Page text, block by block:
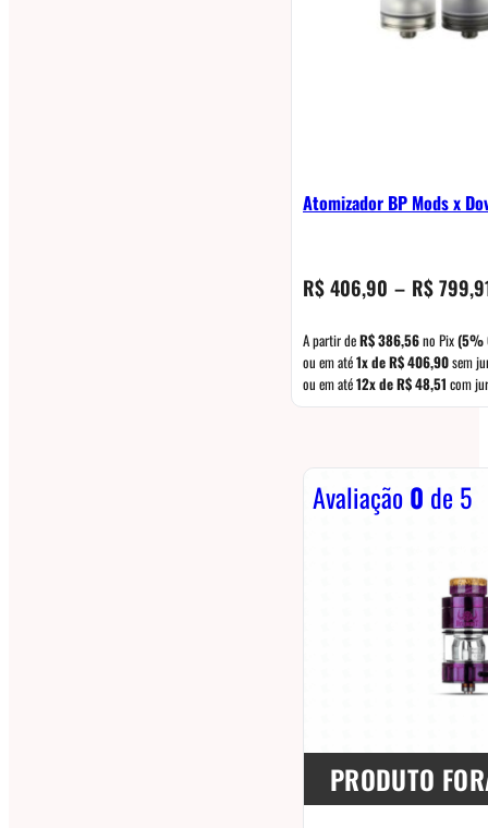
Atomizador BP Mods x
R$406,90 – R$
A partir deR$386,56no Pix(5%
ou em até1x deR$406,90sem
ou em até12x deR$48,51 com
Avaliação0 de 5
PRODUTO